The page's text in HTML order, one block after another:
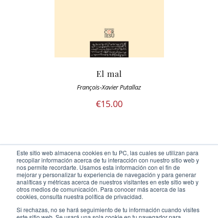
Este sitio web almacena cookies en tu PC, las cuales se utilizan para
recopilar información acerca de tu interacción con nuestro sitio web y
nos permite recordarte. Usamos esta información con el fin de
mejorar y personalizar tu experiencia de navegación y para generar
analíticas y métricas acerca de nuestros visitantes en este sitio web y
otros medios de comunicación. Para conocer más acerca de las
cookies, consulta nuestra política de privacidad.
Si rechazas, no se hará seguimiento de tu información cuando visites
El mal
François-Xavier Putallaz
€15.00
Ediciones Cor Iesu Copyright 2020 |id digital agency
Eliminar cookies